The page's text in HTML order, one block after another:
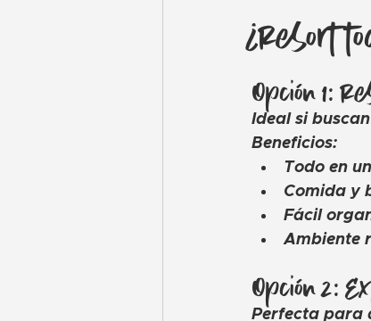
¿Resort
Opción 1:
Ideal si
Beneficios:
Todo en
Comida y
Fácil
Ambiente
Opción 2:
Perfecta para